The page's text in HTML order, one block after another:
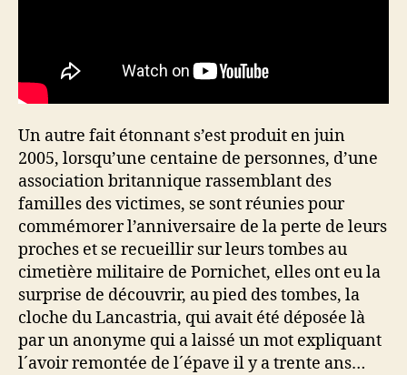
Un autre fait étonnant s’est produit en juin
2005, lorsqu’une centaine de personnes, d’une
association britannique rassemblant des
familles des victimes, se sont réunies pour
commémorer l’anniversaire de la perte de leurs
proches et se recueillir sur leurs tombes au
cimetière militaire de Pornichet, elles ont eu la
surprise de découvrir, au pied des tombes, la
cloche du Lancastria, qui avait été déposée là
par un anonyme qui a laissé un mot expliquant
l´avoir remontée de l´épave il y a trente ans…